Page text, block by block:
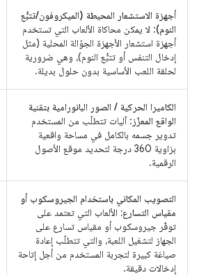
أجهزة الاستشعار المحيطة (الميكروفون/تتبُّع
النوم): لا يمكن محاكاة الألعاب التي تستخدم
أجهزة استشعار الأجهزة الجوّالة المحلية (مثل
إدخال التنفس أو تتبُّع النوم)، وهي ضرورية
لحلقة اللعب الأساسية بدون حلول بديلة.
الكاميرا الحركية / الصور البانورامية بتقنية
الواقع المعزّز: آليات تتطلّب من المستخدم
تدوير جسمه بالكامل في مساحة واقعية
بزاوية 360 درجة لتحديد موقع الأصول
الرقمية.
التصويب المكاني باستخدام الجيروسكوب أو
مقياس التسارع: الألعاب التي تعتمد على
توفّر جيروسكوب أو مقياس تسارع على
الجهاز لتشغيل اللعبة، والتي تتطلّب إعادة
صياغة كبيرة لتجربة المستخدم من أجل إتاحة
إدخالات دقيقة.